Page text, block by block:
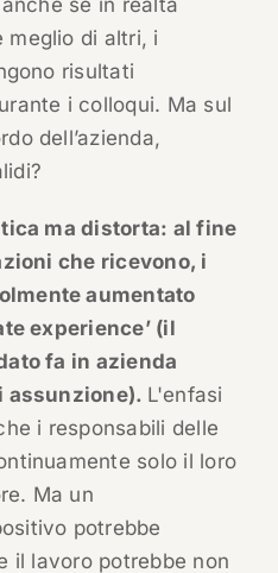
se in realtà
meglio di altri, i
risultati
i colloqui. Ma sul
dell’azienda,
ma distorta: al fine
che ricevono, i
aumentato
experience’ (il
fa in azienda
assunzione). L'enfasi
i responsabili delle
solo il loro
Ma un
potrebbe
il lavoro potrebbe non